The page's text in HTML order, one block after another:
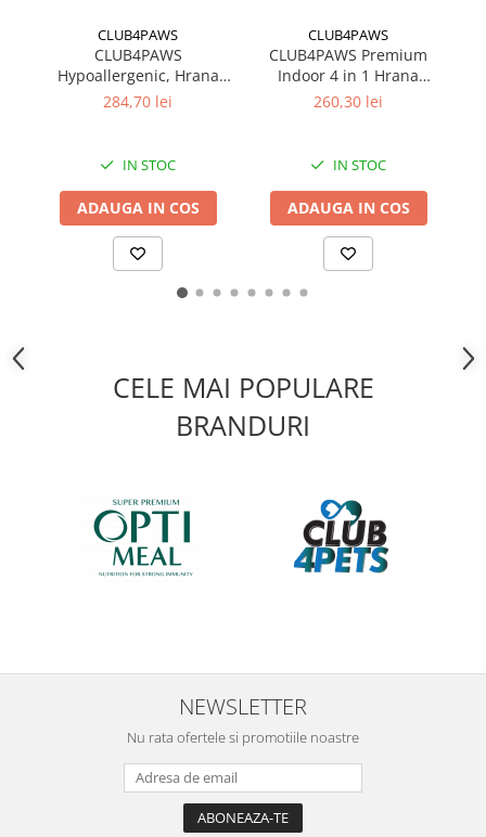
CLUB4PAWS
CLUB4PAWS
Hypoallergenic, Hrana
uscata caini adulti, Miel
284,70 lei
IN STOC
ADAUGA IN COS
CLUB4PAWS
CLUB4PAWS Premium
Indoor 4 in 1 Hrana
uscata pisici, Miel, 14kg
260,30 lei
IN STOC
ADAUGA IN COS
CELE MAI POPULARE
BRANDURI
NEWSLETTER
Nu rata ofertele si promotiile noastre